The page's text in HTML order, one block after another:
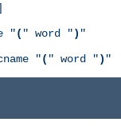
"( " word ") "
"( " word ") "